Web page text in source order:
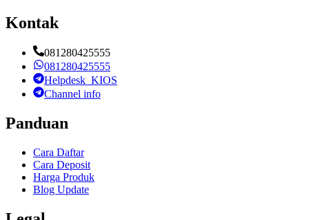
Kontak
081280425555
081280425555
Helpdesk_KIOS
Channel info
Panduan
Cara Daftar
Cara Deposit
Harga Produk
Blog Update